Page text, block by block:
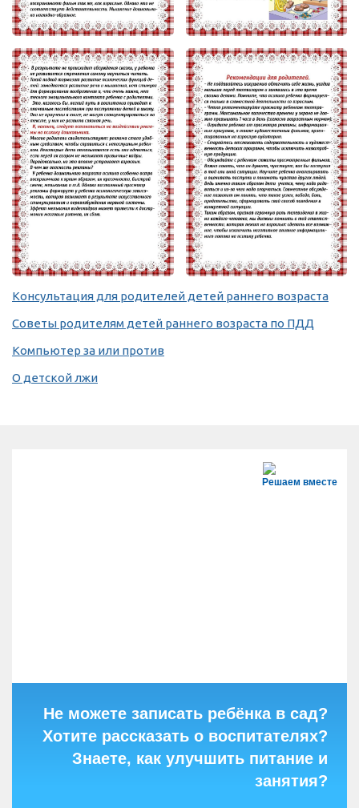
Консультация для родителей детей раннего возраста
Советы родителям детей раннего возраста по ПДД
Компьютер за или против
О детской лжи
Решаем вместе
Не можете записать ребёнка в сад?
Хотите рассказать о воспитателях?
Знаете, как улучшить питание и
занятия?